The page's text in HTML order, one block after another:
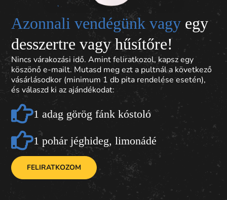
Azonnali vendégünk vagy egy
desszertre vagy hűsítőre!
Nincs várakozási idő. Amint feliratkozol, kapsz egy
köszönő e-mailt. Mutasd meg ezt a pultnál a következő
vásárlásodkor (minimum 1 db pita rendelése esetén),
és válaszd ki az ajándékodat:
1 adag görög fánk kóstoló
1 pohár jéghideg, limonádé
FELIRATKOZOM